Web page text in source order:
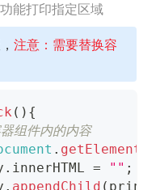
能打印指定区域
注意：需要替换容
( ) {
组件内的内容
.
. innerHTML = "" ;
. appendChild (